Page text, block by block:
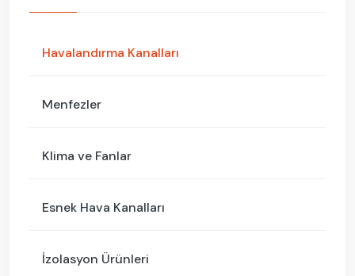
Havalandırma Kanalları
Menfezler
Klima ve Fanlar
Esnek Hava Kanalları
İzolasyon Ürünleri